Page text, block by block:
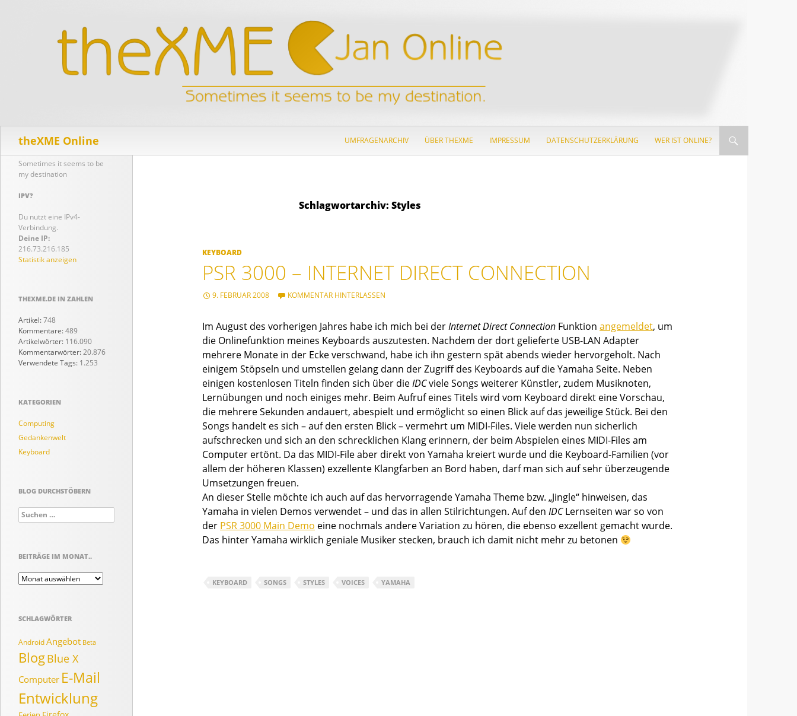
theXME Online
UMFRAGENARCHIV
ÜBER THEXME IMPRESSUM DATENSCHUTZERKLÄRUNG WER IST ONLINE?
Schlagwortarchiv: Styles
KEYBOARD
PSR 3000 – INTERNET DIRECT CONNECTION
9. FEBRUAR 2008 KOMMENTAR HINTERLASSEN
Im August des vorherigen Jahres habe ich mich bei derInternet Direct Connection Funktion angemeldet, um
die Onlinefunktion meines Keyboards auszutesten. Nachdem der dort gelieferte USB-LAN Adapter
mehrere Monate in der Ecke verschwand, habe ich ihn gestern spät abends wieder hervorgeholt. Nach
einigem Stöpseln und umstellen gelang dann der Zugriff des Keyboards auf die Yamaha Seite. Neben
einigen kostenlosen Titeln finden sich über dieIDCviele Songs weiterer Künstler, zudem Musiknoten,
Lernübungen und noch einiges mehr. Beim Aufruf eines Titels wird vom Keyboard direkt eine Vorschau,
die mehrere Sekunden andauert, abespielt und ermöglicht so einen Blick auf das jeweilige Stück. Bei den
Songs handelt es sich – auf den ersten Blick – vermehrt um MIDI-Files. Viele werden nun sicherlich
aufschrecken und sich an den schrecklichen Klang erinnern, der beim Abspielen eines MIDI-Files am
Computer ertönt. Da das MIDI-File aber direkt von Yamaha kreiert wurde und die Keyboard-Familien (vor
allem der höheren Klassen) exzellente Klangfarben an Bord haben, darf man sich auf sehr überzeugende
Umsetzungen freuen.
An dieser Stelle möchte ich auch auf das hervorragende Yamaha Theme bzw. „Jingle“ hinweisen, das
Yamaha in vielen Demos verwendet – und das in allen Stilrichtungen. Auf den IDCLernseiten war so von
der PSR 3000 Main Demo eine nochmals andere Variation zu hören, die ebenso exzellent gemacht wurde.
Das hinter Yamaha wirklich geniale Musiker stecken, brauch ich damit nicht mehr zu betonen
KEYBOARD SONGS STYLES VOICES YAMAHA
Sometimes it seems to be
my destination
IPV?
Du nutzt eine IPv4-
Verbindung.
Deine IP:
216.73.216.185
Statistik anzeigen
THEXME.DE IN ZAHLEN
Artikel:748
Kommentare:489
Artikelwörter: 116.090
Kommentarwörter:20.876
Verwendete Tags: 1.253
KATEGORIEN
Computing
Gedankenwelt
Keyboard
BLOG DURCHSTÖBERN
Suchen
nach:
BEITRÄGE IM MONAT..
Beiträge
im
SCHLAGWÖRTER
Android Angebot Beta
BlogBlue X
Computer E-Mail
Entwicklung